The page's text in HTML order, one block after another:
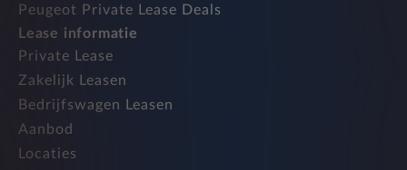
Peugeot Private Lease Deals
Lease informatie
Private Lease
Zakelijk Leasen
Bedrijfswagen Leasen
Aanbod
Locaties